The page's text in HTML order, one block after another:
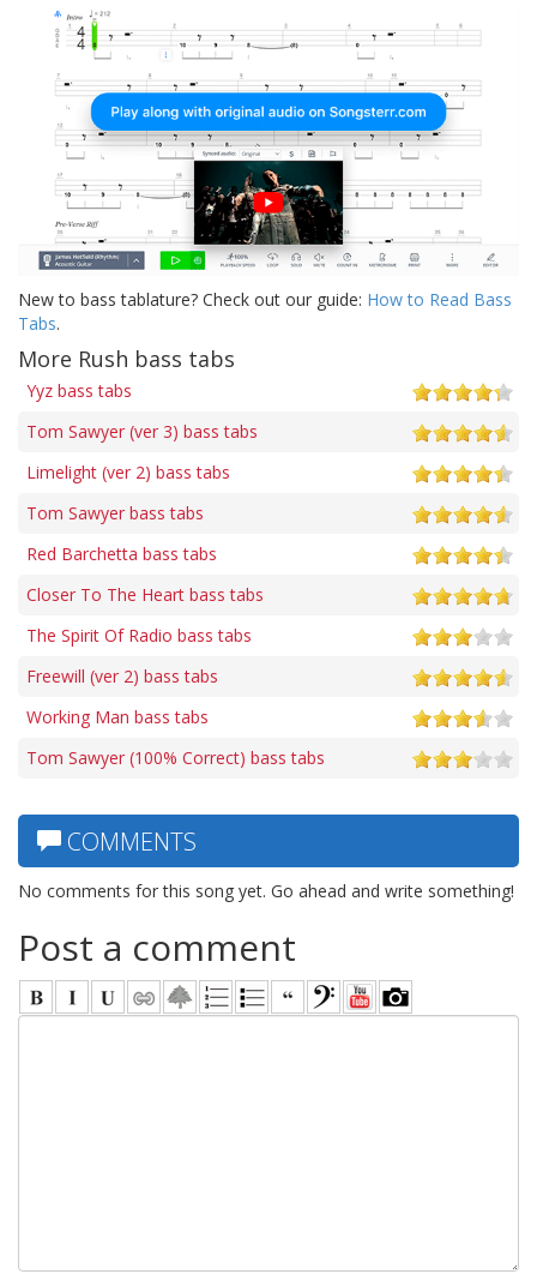
New to bass tablature? Check out our guide: How to Read Bass
Tabs.
More Rush bass tabs
Yyz bass tabs
Tom Sawyer (ver 3) bass tabs
Limelight (ver 2) bass tabs
Tom Sawyer bass tabs
Red Barchetta bass tabs
Closer To The Heart bass tabs
The Spirit Of Radio bass tabs
Freewill (ver 2) bass tabs
Working Man bass tabs
Tom Sawyer (100% Correct) bass tabs
COMMENTS
No comments for this song yet. Go ahead and write something!
Post a comment